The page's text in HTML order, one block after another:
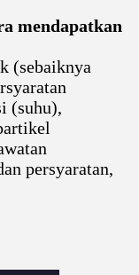
mendapatkan
(sebaiknya
(suhu),
persyaratan,